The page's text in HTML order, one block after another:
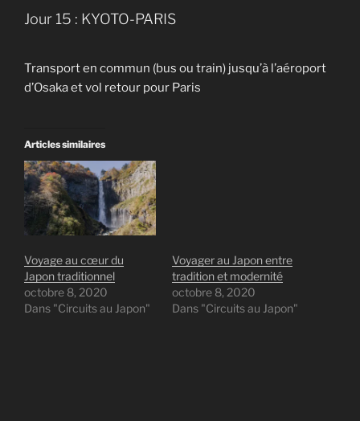
Jour 15 : KYOTO-PARIS
Transport en commun (bus ou train) jusqu’à l’aéroport
d’Osaka et vol retour pour Paris
Articles similaires
Voyage au cœur du
Japon traditionnel
octobre 8, 2020
Dans "Circuits au Japon"
Voyager au Japon entre
tradition et modernité
octobre 8, 2020
Dans "Circuits au Japon"